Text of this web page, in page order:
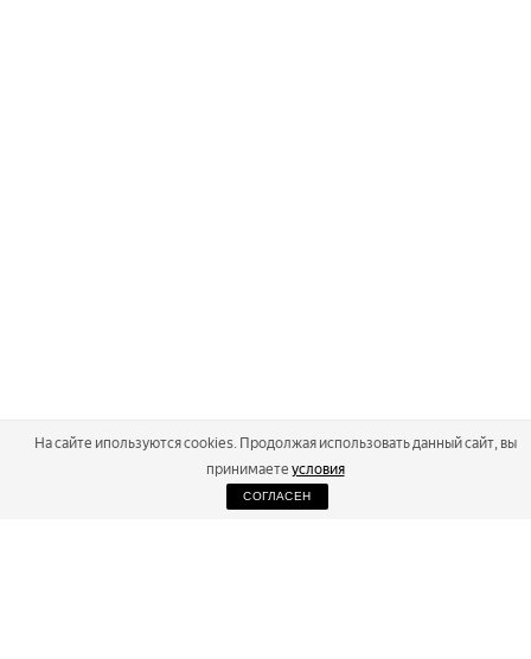
2026
На сайте ипользуются cookies. Продолжая использовать данный сайт, вы
принимаете условия
СОГЛАСЕН